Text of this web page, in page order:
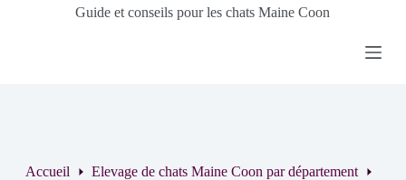
Guide et conseils pour les chats Maine Coon
Accueil
Elevage de chats Maine Coon par département